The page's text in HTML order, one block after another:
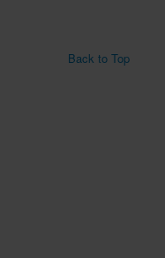
Back to Top